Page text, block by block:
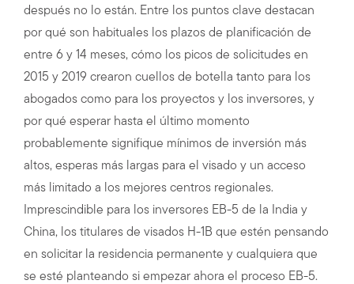
después no lo están. Entre los puntos clave destacan
por qué son habituales los plazos de planificación de
entre 6 y 14 meses, cómo los picos de solicitudes en
2015 y 2019 crearon cuellos de botella tanto para los
abogados como para los proyectos y los inversores, y
por qué esperar hasta el último momento
probablemente signifique mínimos de inversión más
altos, esperas más largas para el visado y un acceso
más limitado a los mejores centros regionales.
Imprescindible para los inversores EB-5 de la India y
China, los titulares de visados H-1B que estén pensando
en solicitar la residencia permanente y cualquiera que
se esté planteando si empezar ahora el proceso EB-5.